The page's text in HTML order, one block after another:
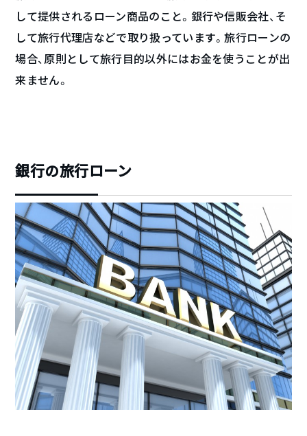
して提供されるローン商品のこと。銀行や信販会社、そ
して旅行代理店などで取り扱っています。旅行ローンの
場合、原則として旅行目的以外にはお金を使うことが出
来ません。
銀行の旅行ローン